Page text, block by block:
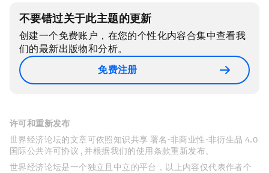
不要错过关于此主题的更新
创建一个免费账户，在您的个性化内容合集中查看我
们的最新出版物和分析。
免费注册
许可和重新发布
世界经济论坛的文章可依照知识共享 署名-非商业性-非衍生品 4.0
国际公共许可协议 , 并根据我们的使用条款重新发布。
世界经济论坛是一个独立且中立的平台，以上内容仅代表作者个